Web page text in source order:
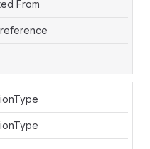
From